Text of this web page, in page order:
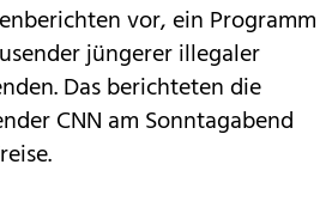
vor, ein Programm
jüngerer illegaler
Das berichteten die
CNN am Sonntagabend